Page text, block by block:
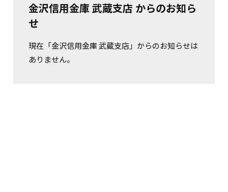
金沢信用金庫 武蔵支店 からのお知ら
せ
現在「金沢信用金庫 武蔵支店」からのお知らせは
ありません。